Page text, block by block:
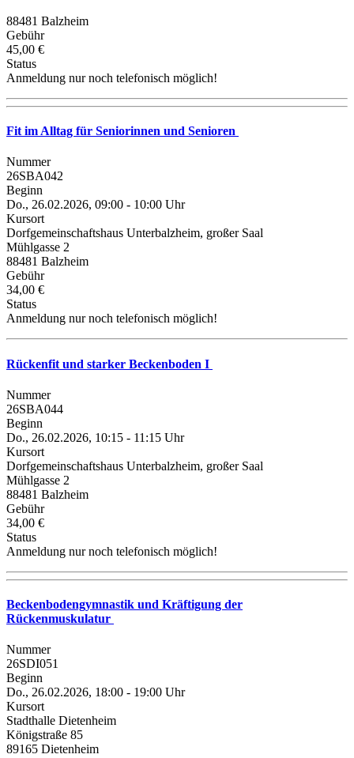
88481 Balzheim
Gebühr
45,00 €
Status
Anmeldung nur noch telefonisch möglich!
Fit im Alltag für Seniorinnen und Senioren
Nummer
26SBA042
Beginn
Do., 26.02.2026, 09:00 - 10:00 Uhr
Kursort
Dorfgemeinschaftshaus Unterbalzheim, großer Saal
Mühlgasse 2
88481 Balzheim
Gebühr
34,00 €
Status
Anmeldung nur noch telefonisch möglich!
Rückenfit und starker Beckenboden I
Nummer
26SBA044
Beginn
Do., 26.02.2026, 10:15 - 11:15 Uhr
Kursort
Dorfgemeinschaftshaus Unterbalzheim, großer Saal
Mühlgasse 2
88481 Balzheim
Gebühr
34,00 €
Status
Anmeldung nur noch telefonisch möglich!
Beckenbodengymnastik und Kräftigung der
Rückenmuskulatur
Nummer
26SDI051
Beginn
Do., 26.02.2026, 18:00 - 19:00 Uhr
Kursort
Stadthalle Dietenheim
Königstraße 85
89165 Dietenheim